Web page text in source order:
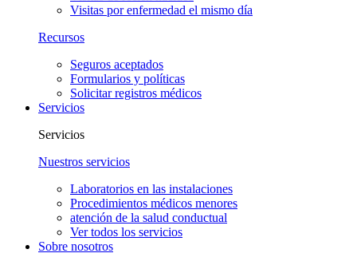
Visitas por enfermedad el mismo día
Recursos
Seguros aceptados
Formularios y políticas
Solicitar registros médicos
Servicios
Servicios
Nuestros servicios
Laboratorios en las instalaciones
Procedimientos médicos menores
atención de la salud conductual
Ver todos los servicios
Sobre nosotros